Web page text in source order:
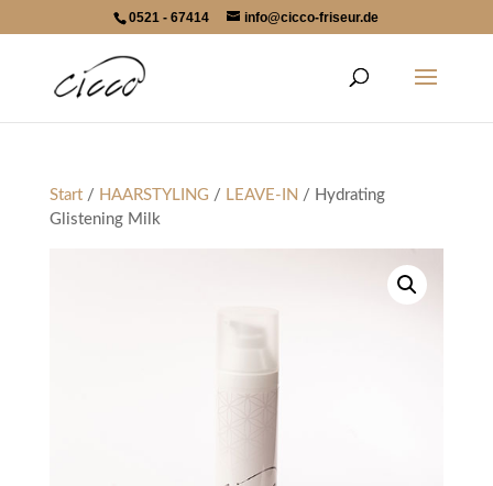
0521 - 67414 info@cicco-friseur.de
Start/ HAARSTYLING / LEAVE-IN / Hydrating
Glistening Milk